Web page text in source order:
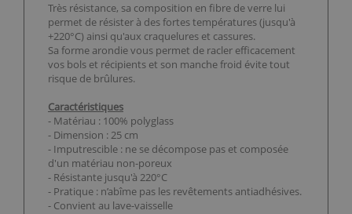
Très résistance, sa composition en fibre de verre lui
permet de résister à des fortes températures (jusqu'à
+220°C) ainsi qu'aux craquelures et cassures.
Sa forme arondie vous permet de racler efficacement
vos bols et récipients et son manche froid évite tout
risque de brûlures.
Caractéristiques
- Matériau : 100% polyglass
- Dimension : 25 cm
- Imputrescible : ne se décompose pas et composée
d'un matériau non-poreux
- Résistante jusqu'à 220°C
- Pratique : n’abîme pas les revêtements antiadhésives.
- Convient au lave-vaisselle